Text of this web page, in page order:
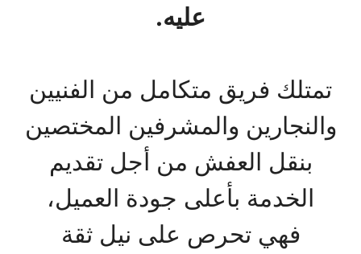
عليه.
تمتلك فريق متكامل من الفنيين
والنجارين والمشرفين المختصين
بنقل العفش من أجل تقديم
الخدمة بأعلى جودة العميل،
فهي تحرص على نيل ثقة